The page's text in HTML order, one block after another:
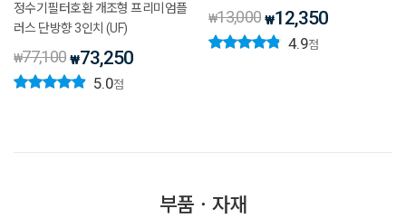
정수기필터호환 개조형 프리미엄플
러스 단방향 3인치 (UF)
₩77,100 ₩73,250
5.0점
₩13,000 ₩12,350
4.9점
부품ㆍ자재